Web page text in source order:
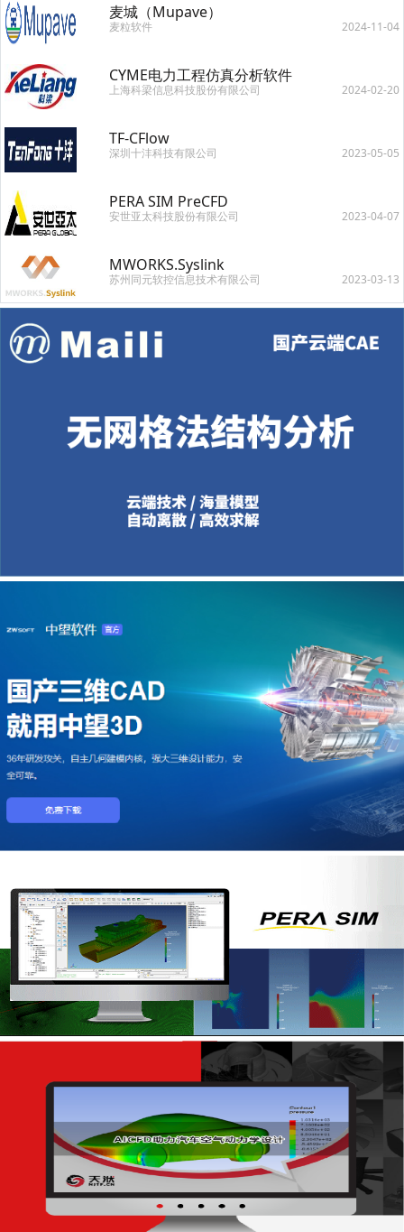
麦城（Mupave）
麦粒软件 2024-11-04
CYME电力工程仿真分析软件
上海科梁信息科技股份有限公司 2024-02-20
TF-CFlow
深圳十沣科技有限公司 2023-05-05
PERA SIM PreCFD
安世亚太科技股份有限公司 2023-04-07
MWORKS.Syslink
苏州同元软控信息技术有限公司 2023-03-13